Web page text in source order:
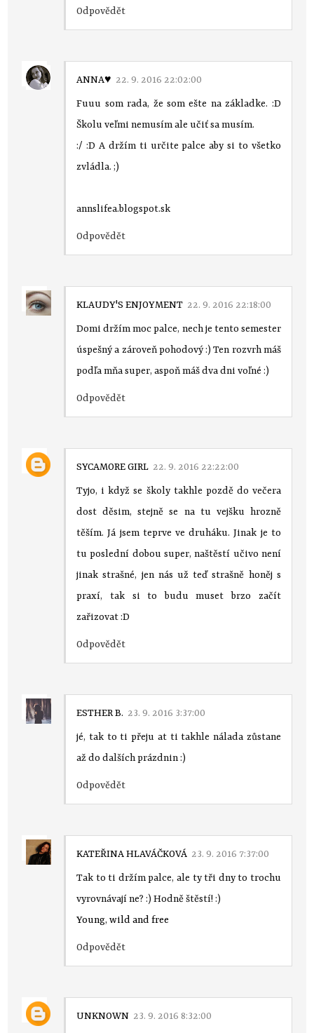
Odpovědět
ANNA♥ 22. 9. 2016 22:02:00
Fuuu som rada, že som ešte na základke. :D
Školu veľmi nemusím ale učiť sa musím.
:/ :D A držím ti určite palce aby si to všetko
zvládla. ;)
annslifea.blogspot.sk
Odpovědět
KLAUDY'S ENJOYMENT 22. 9. 2016 22:18:00
Domi držím moc palce, nech je tento semester
úspešný a zároveň pohodový :) Ten rozvrh máš
podľa mňa super, aspoň máš dva dni voľné :)
Odpovědět
SYCAMORE GIRL 22. 9. 2016 22:22:00
Tyjo, i když se školy takhle pozdě do večera
dost děsim, stejně se na tu vejšku hrozně
těším. Já jsem teprve ve druháku. Jinak je to
tu poslední dobou super, naštěstí učivo není
jinak strašné, jen nás už teď strašně honěj s
praxí, tak si to budu muset brzo začít
zařizovat :D
Odpovědět
ESTHER B. 23. 9. 2016 3:37:00
jé, tak to ti přeju at ti takhle nálada zůstane
až do dalších prázdnin :)
Odpovědět
KATEŘINA HLAVÁČKOVÁ 23. 9. 2016 7:37:00
Tak to ti držím palce, ale ty tři dny to trochu
vyrovnávají ne? :) Hodně štěstí! :)
Young, wild and free
Odpovědět
UNKNOWN 23. 9. 2016 8:32:00